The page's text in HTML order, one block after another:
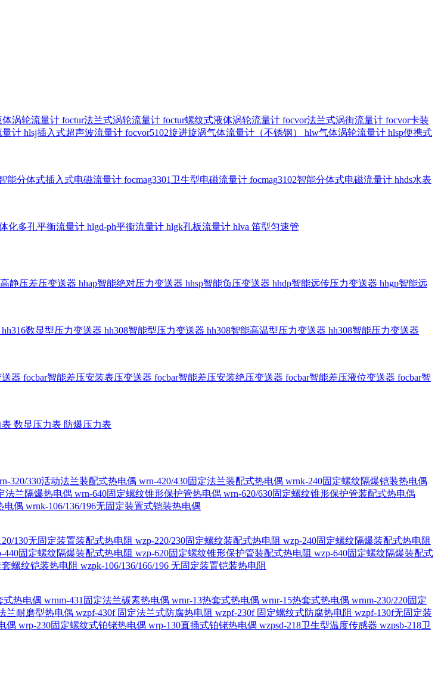
体涡轮流量计 foctur法兰式涡轮流量计 foctur螺纹式液体涡轮流量计 focvor法兰式涡街流量计 focvor卡装
量计 hlsj插入式超声波流量计 focvor5102旋进旋涡气体流量计（不锈钢） hlw气体涡轮流量计 hlsp便携式
能分体式插入式电磁流量计 focmag3301卫生型电磁流量计 focmag3102智能分体式电磁流量计 hhds水表
化多孔平衡流量计 hlgd-ph平衡流量计 hlgk孔板流量计 hlva 笛型匀速管
静压差压变送器 hhap智能绝对压力变送器 hhsp智能负压变送器 hhdp智能远传压力变送器 hhgp智能远
hh316数显型压力变送器 hh308智能型压力变送器 hh308智能高温型压力变送器 hh308智能压力变送器
器 focbar智能差压安装表压变送器 focbar智能差压安装绝压变送器 focbar智能差压液位变送器 focbar智
数显压力表 防爆压力表
320/330活动法兰装配式热电偶 wrn-420/430固定法兰装配式热电偶 wrnk-240固定螺纹隔爆铠装热电偶
法兰隔爆热电偶 wrn-640固定螺纹锥形保护管热电偶 wrn-620/630固定螺纹锥形保护管装配式热电偶
电偶 wrnk-106/136/196无固定装置式铠装热电偶
130无固定装置装配式热电阻 wzp-220/230固定螺纹装配式热电阻 wzp-240固定螺纹隔爆装配式热电阻
440固定螺纹隔爆装配式热电阻 wzp-620固定螺纹锥形保护管装配式热电阻 wzp-640固定螺纹隔爆装配式
套螺纹铠装热电阻 wzpk-106/136/166/196 无固定装置铠装热电阻
式热电偶 wrnm-431固定法兰碳素热电偶 wrnr-13热套式热电偶 wrnr-15热套式热电偶 wrnm-230/220固定
兰耐磨型热电偶 wzpf-430f 固定法兰式防腐热电阻 wzpf-230f 固定螺纹式防腐热电阻 wzpf-130f无固定装
偶 wrp-230固定螺纹式铂铑热电偶 wrp-130直插式铂铑热电偶 wzpsd-218卫生型温度传感器 wzpsb-218卫